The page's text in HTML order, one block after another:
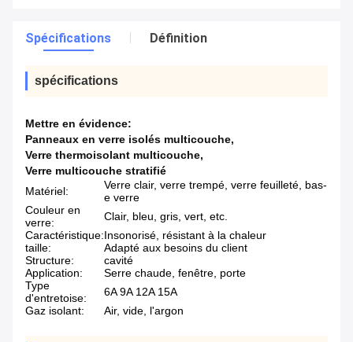
Spécifications Définition
spécifications
Mettre en évidence:
Panneaux en verre isolés multicouche,
Verre thermoisolant multicouche,
Verre multicouche stratifié
Matériel:
Verre clair, verre trempé, verre feuilleté, bas-
e verre
Couleur en
verre:
Clair, bleu, gris, vert, etc.
Caractéristique:Insonorisé, résistant à la chaleur
taille:
Adapté aux besoins du client
Structure:
cavité
Application:
Serre chaude, fenêtre, porte
Type
d'entretoise:
6A 9A 12A 15A
Gaz isolant:
Air, vide, l'argon